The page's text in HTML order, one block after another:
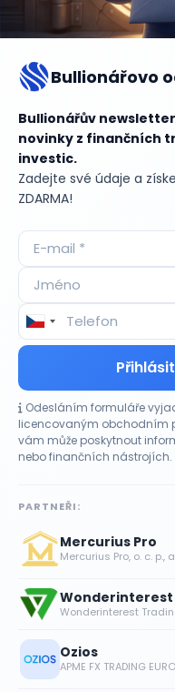
Bullionářovo
Bullionářův
novinky z finančních
investic.
Zadejte své údaje a
ZDARMA!
Odesláním formuláře
licencovaným obchodním
vám může poskytnout
nebo finančních nástrojích.
PARTNEŘI:
Mercurius Pro
Mercurius Pro, o. c. p.,
Wonderinterest
Wonderinterest
Ozios
APME FX TRADING
Aktuální
CO HÝBE TRHEM
Akcie Micron klesají,
paměťových čipů
Micron Technology
se ztrátou 1,3 %.
níž.